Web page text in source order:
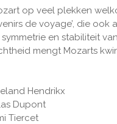
op veel plekken
de voyage’, die
en stabiliteit
mengt Mozarts
Hendrikx
Dupont
Tiercet